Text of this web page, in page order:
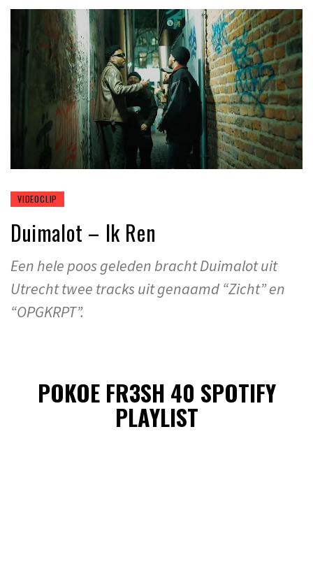
VIDEOCLIP
Duimalot – Ik Ren
Een hele poos geleden bracht Duimalot uit
Utrecht twee tracks uit genaamd “Zicht” en
“OPGKRPT”.
POKOE FR3SH 40 SPOTIFY
PLAYLIST